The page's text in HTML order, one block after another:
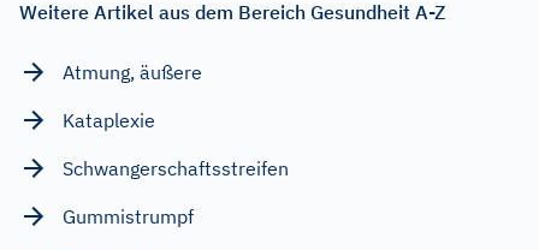
Weitere Artikel aus dem Bereich Gesundheit A-Z
Atmung, äußere
Kataplexie
Schwangerschaftsstreifen
Gummistrumpf